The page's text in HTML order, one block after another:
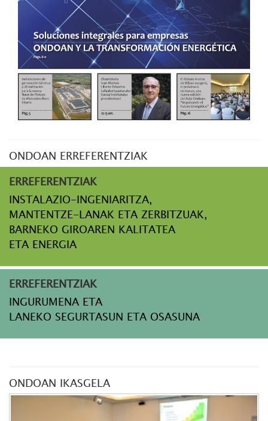
ONDOAN ERREFERENTZIAK
ERREFERENTZIAK
INSTALAZIO-INGENIARITZA,
MANTENTZE-LANAK ETA ZERBITZUAK,
BARNEKO GIROAREN KALITATEA
ETA ENERGIA
ERREFERENTZIAK
INGURUMENA ETA
LANEKO SEGURTASUN ETA OSASUNA
ONDOAN IKASGELA